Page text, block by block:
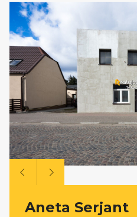
Aneta Serjant